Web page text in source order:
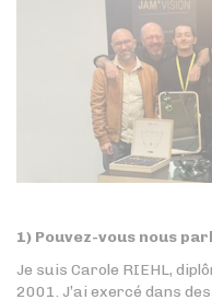
1) Pouvez-vous nous
Je suis Carole RIEHL,
2001. J’ai exercé dans